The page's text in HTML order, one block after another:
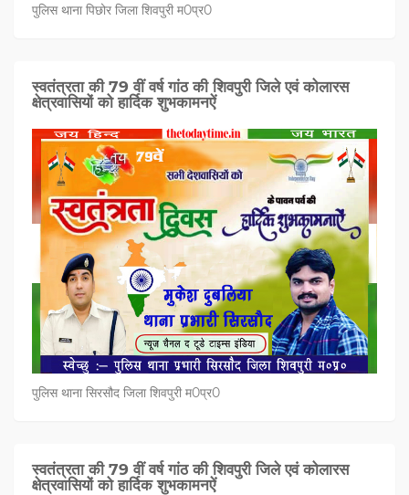
पुलिस थाना पिछोर जिला शिवपुरी म0प्र0
स्वतंत्रता की 79 वीं वर्ष गांठ की शिवपुरी जिले एवं कोलारस
क्षेत्रवासियों को हार्दिक शुभकामनऐं
पुलिस थाना सिरसौद जिला शिवपुरी म0प्र0
स्वतंत्रता की 79 वीं वर्ष गांठ की शिवपुरी जिले एवं कोलारस
क्षेत्रवासियों को हार्दिक शुभकामनऐं